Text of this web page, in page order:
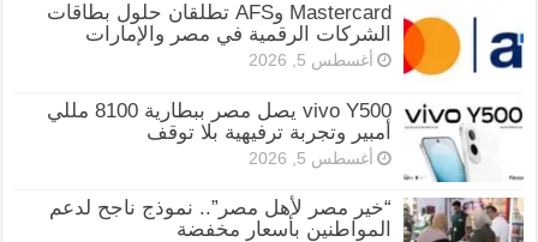
Mastercard وAFS تطلقان حلول بطاقات
الشركات الرقمية في مصر والإمارات
أغسطس 5, 2026
vivo Y500 يصل مصر ببطارية 8100 مللي
أمبير وتجربة ترفيهية بلا توقف
أغسطس 5, 2026
“خير مصر لأهل مصر”.. نموذج ناجح لدعم
المواطنين بأسعار مخفضة